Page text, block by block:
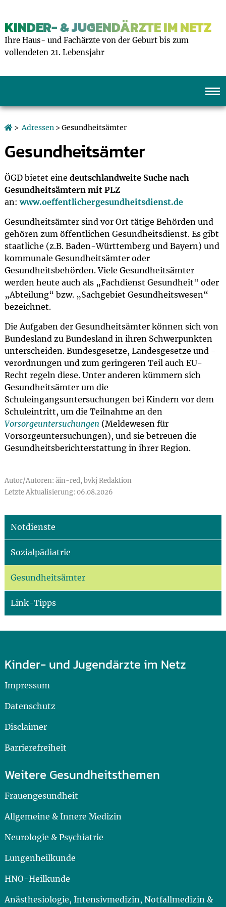
KINDER- & JUGENDÄRZTE IM NETZ
Ihre Haus- und Fachärzte von der Geburt bis zum
vollendeten 21. Lebensjahr
>Adressen> Gesundheitsämter
Gesundheitsämter
ÖGD bietet eine deutschlandweite Suche nach
Gesundheitsämtern mit PLZ
an:www.oeffentlichergesundheitsdienst.de
Gesundheitsämter sind vor Ort tätige Behörden und
gehören zum öffentlichen Gesundheitsdienst. Es gibt
staatliche (z.B. Baden-Württemberg und Bayern) und
kommunale Gesundheitsämter oder
Gesundheitsbehörden. Viele Gesundheitsämter
werden heute auch als „Fachdienst Gesundheit" oder
„Abteilung“ bzw. „Sachgebiet Gesundheitswesen“
bezeichnet.
Die Aufgaben der Gesundheitsämter können sich von
Bundesland zu Bundesland in ihren Schwerpunkten
unterscheiden. Bundesgesetze, Landesgesetze und -
verordnungen und zum geringeren Teil auch EU-
Recht regeln diese. Unter anderen kümmern sich
Gesundheitsämter um die
Schuleingangsuntersuchungen bei Kindern vor dem
Schuleintritt, um die Teilnahme an den
Vorsorgeuntersuchungen (Meldewesen für
Vorsorgeuntersuchungen), und sie betreuen die
Gesundheitsberichterstattung in ihrer Region.
Autor/Autoren: äin-red, bvkj Redaktion
Letzte Aktualisierung: 06.08.2026
Notdienste
Sozialpädiatrie
Gesundheitsämter
Link-Tipps
Kinder- und Jugendärzte im Netz
Impressum
Datenschutz
Disclaimer
Barrierefreiheit
Weitere Gesundheitsthemen
Frauengesundheit
Allgemeine & Innere Medizin
Neurologie & Psychiatrie
Lungenheilkunde
HNO-Heilkunde
Anästhesiologie, Intensivmedizin, Notfallmedizin &